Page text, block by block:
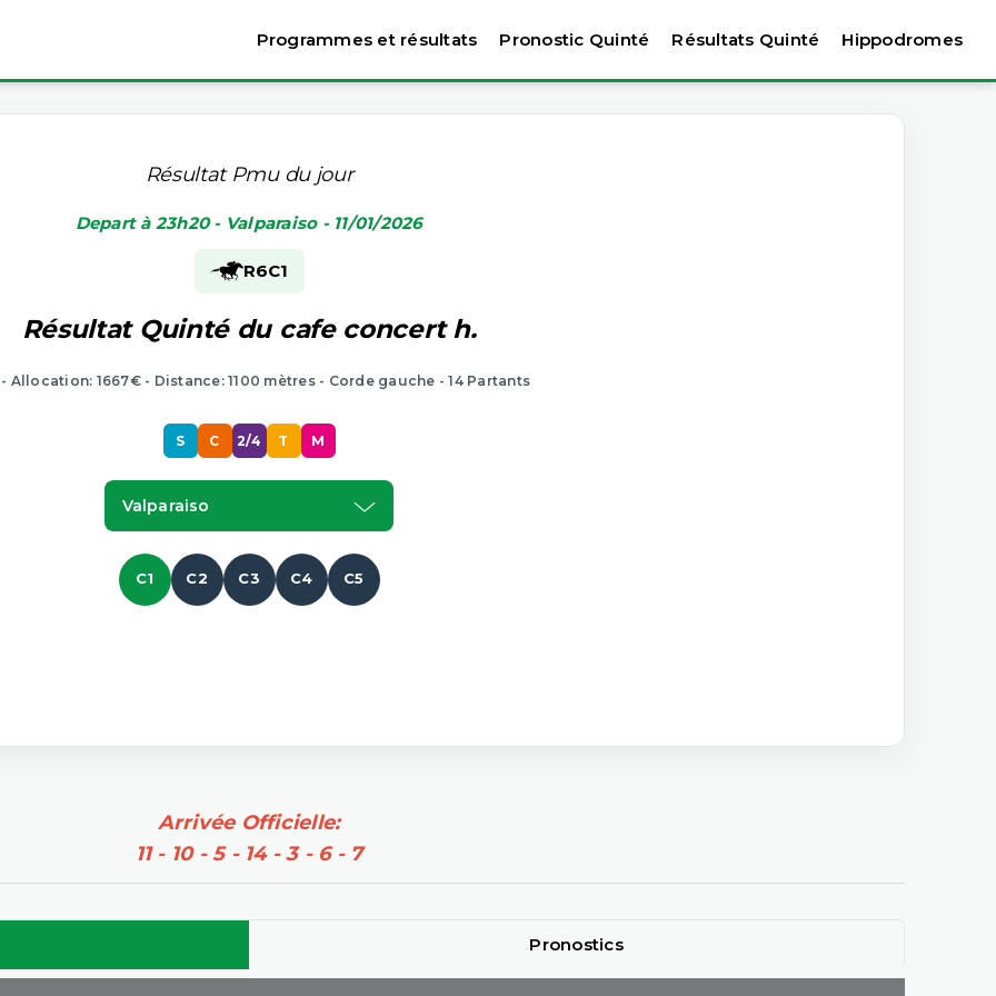
Programmes et résultats Pronostic Quinté Résultats Quinté Hippodromes
Résultat Pmu du jour
Depart à 23h20 - Valparaiso - 11/01/2026
R6C1
Résultat Quinté du cafe concert h.
Allocation: 1667€ - Distance: 1100 mètres - Corde gauche - 14 Partants
S C 2/4 T M
Valparaiso
C1 C2 C3 C4 C5
Arrivée Officielle:
11 - 10 - 5 - 14 - 3 - 6 - 7
Pronostics